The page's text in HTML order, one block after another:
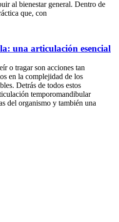
al bienestar general. Dentro de
que, con
una articulación esencial
o tragar son acciones tan
en la complejidad de los
Detrás de todos estos
temporomandibular
del organismo y también una